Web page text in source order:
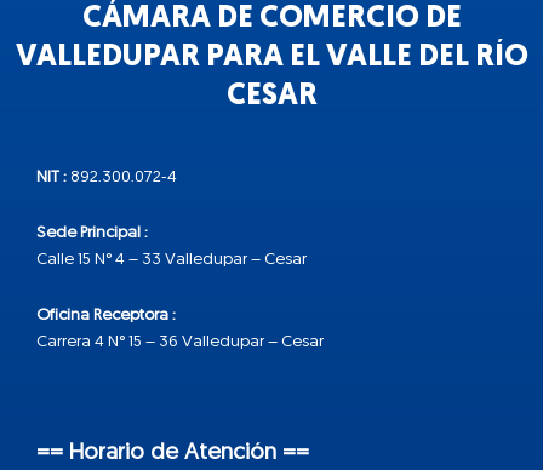
CÁMARA DE COMERCIO DE
VALLEDUPAR PARA EL VALLE DEL RÍO
CESAR
NIT : 892.300.072-4
Sede Principal :
Calle 15 N° 4 – 33 Valledupar – Cesar
Oficina Receptora :
Carrera 4 N° 15 – 36 Valledupar – Cesar
== Horario de Atención ==